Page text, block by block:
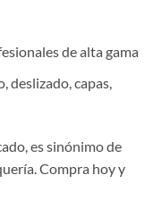
de alta gama
deslizado, capas,
es sinónimo de
Compra hoy y